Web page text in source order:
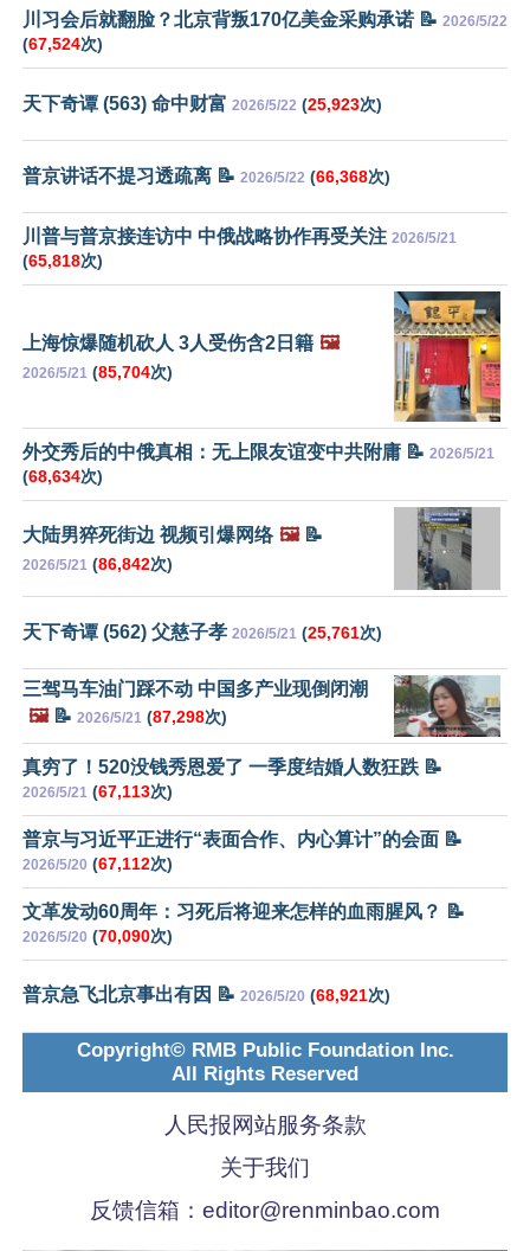
川习会后就翻脸？北京背叛170亿美金采购承诺 📝 2026/5/22
(67,524次)
天下奇谭 (563) 命中财富 2026/5/22 (25,923次)
普京讲话不提习透疏离 📝 2026/5/22 (66,368次)
川普与普京接连访中 中俄战略协作再受关注 2026/5/21
(65,818次)
上海惊爆随机砍人 3人受伤含2日籍 🖼️
2026/5/21 (85,704次)
外交秀后的中俄真相：无上限友谊变中共附庸 📝 2026/5/21
(68,634次)
大陆男猝死街边 视频引爆网络 🖼️📝
2026/5/21 (86,842次)
天下奇谭 (562) 父慈子孝 2026/5/21 (25,761次)
三驾马车油门踩不动 中国多产业现倒闭潮
🖼️📝 2026/5/21 (87,298次)
真穷了！520没钱秀恩爱了 一季度结婚人数狂跌 📝
2026/5/21 (67,113次)
普京与习近平正进行“表面合作、内心算计”的会面 📝
2026/5/20 (67,112次)
文革发动60周年：习死后将迎来怎样的血雨腥风？ 📝
2026/5/20 (70,090次)
普京急飞北京事出有因 📝 2026/5/20 (68,921次)
Copyright© RMB Public Foundation Inc.
All Rights Reserved
人民报网站服务条款
关于我们
反馈信箱： editor@renminbao.com